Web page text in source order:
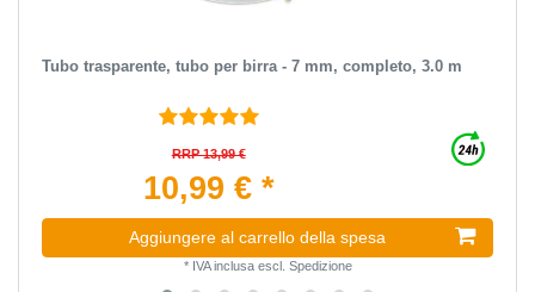
Tubo trasparente, tubo per birra - 7 mm, completo, 3.0 m
RRP 13,99 €
10,99 € *
Aggiungere al carrello della spesa
* IVA inclusaescl. Spedizione